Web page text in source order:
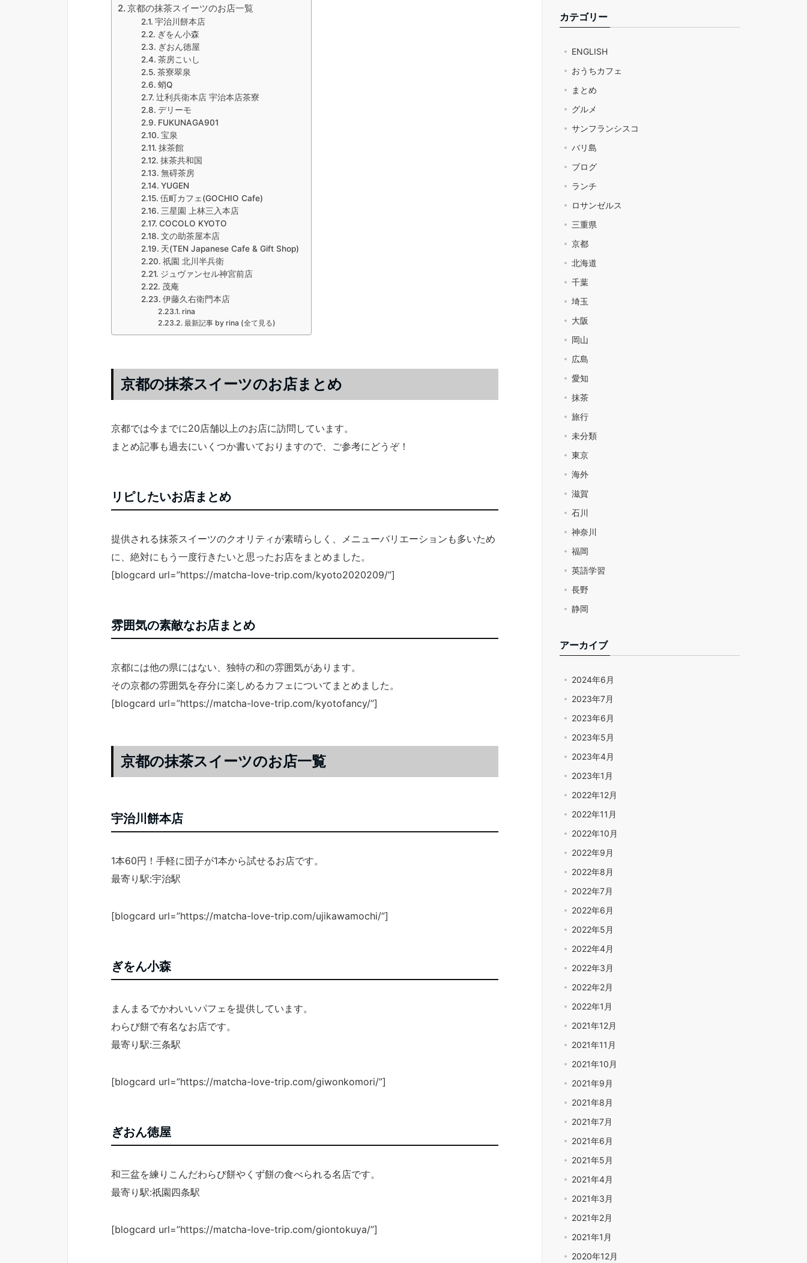
京都の抹茶スイーツのお店一覧
宇治川餅本店
ぎをん小森
ぎおん徳屋
茶房こいし
茶寮翠泉
蛸Q
辻利兵衛本店 宇治本店茶寮
デリーモ
FUKUNAGA901
宝泉
抹茶館
抹茶共和国
無碍茶房
YUGEN
伍町カフェ(GOCHIO Cafe)
三星園 上林三入本店
COCOLO KYOTO
文の助茶屋本店
天(TEN Japanese Cafe & Gift Shop)
祇園 北川半兵衛
ジュヴァンセル神宮前店
茂庵
伊藤久右衛門本店
rina
最新記事 by rina (全て見る)
京都の抹茶スイーツのお店まとめ
京都では今までに20店舗以上のお店に訪問しています。
まとめ記事も過去にいくつか書いておりますので、ご参考にどうぞ！
リピしたいお店まとめ
提供される抹茶スイーツのクオリティが素晴らしく、メニューバリエーションも多いため
に、絶対にもう一度行きたいと思ったお店をまとめました。
[blogcard url=”https://matcha-love-trip.com/kyoto2020209/”]
雰囲気の素敵なお店まとめ
京都には他の県にはない、独特の和の雰囲気があります。
その京都の雰囲気を存分に楽しめるカフェについてまとめました。
[blogcard url=”https://matcha-love-trip.com/kyotofancy/”]
京都の抹茶スイーツのお店一覧
宇治川餅本店
1本60円！手軽に団子が1本から試せるお店です。
最寄り駅:宇治駅
[blogcard url=”https://matcha-love-trip.com/ujikawamochi/”]
ぎをん小森
まんまるでかわいいパフェを提供しています。
わらび餅で有名なお店です。
最寄り駅:三条駅
[blogcard url=”https://matcha-love-trip.com/giwonkomori/”]
ぎおん徳屋
和三盆を練りこんだわらび餅やくず餅の食べられる名店です。
最寄り駅:祇園四条駅
[blogcard url=”https://matcha-love-trip.com/giontokuya/”]
カテゴリー
ENGLISH
おうちカフェ
まとめ
グルメ
サンフランシスコ
バリ島
ブログ
ランチ
ロサンゼルス
三重県
京都
北海道
千葉
埼玉
大阪
岡山
広島
愛知
抹茶
旅行
未分類
東京
海外
滋賀
石川
神奈川
福岡
英語学習
長野
静岡
アーカイブ
2024年6月
2023年7月
2023年6月
2023年5月
2023年4月
2023年1月
2022年12月
2022年11月
2022年10月
2022年9月
2022年8月
2022年7月
2022年6月
2022年5月
2022年4月
2022年3月
2022年2月
2022年1月
2021年12月
2021年11月
2021年10月
2021年9月
2021年8月
2021年7月
2021年6月
2021年5月
2021年4月
2021年3月
2021年2月
2021年1月
2020年12月